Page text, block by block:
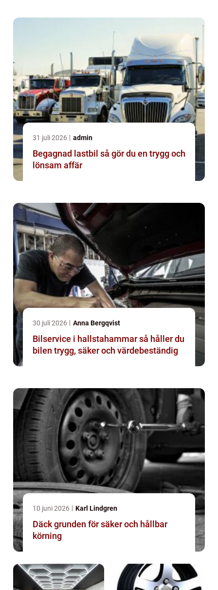
31 juli 2026 admin
Begagnad lastbil så gör du en trygg och
lönsam affär
30 juli 2026 Anna Bergqvist
Bilservice i hallstahammar så håller du
bilen trygg, säker och värdebeständig
10 juni 2026 Karl Lindgren
Däck grunden för säker och hållbar
körning